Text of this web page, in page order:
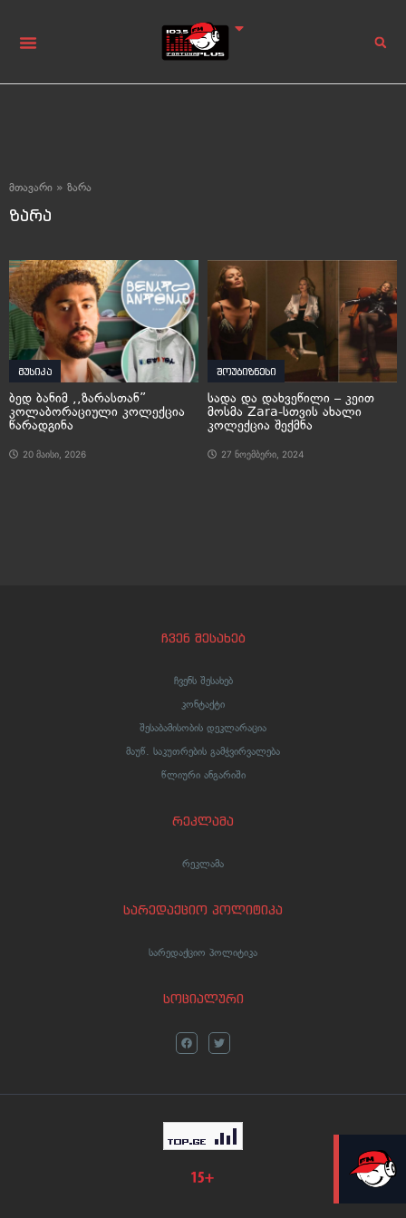
LIVE
მთავარი » ზარა
ზარა
მუსიკა
ბედ ბანიმ ,,ზარასთან”
კოლაბორაციული კოლექცია
წარადგინა
20 მაისი, 2026
შოუბიზნესი
სადა და დახვეწილი – კეით
მოსმა Zara-სთვის ახალი
კოლექცია შექმნა
27 ნოემბერი, 2024
ჩვენ შესახებ
ჩვენს შესახებ
კონტაქტი
შესაბამისობის დეკლარაცია
მაუწ. საკუთრების გამჭვირვალება
წლიური ანგარიში
რეკლამა
რეკლამა
სარედაქციო პოლიტიკა
სარედაქციო პოლიტიკა
სოციალური